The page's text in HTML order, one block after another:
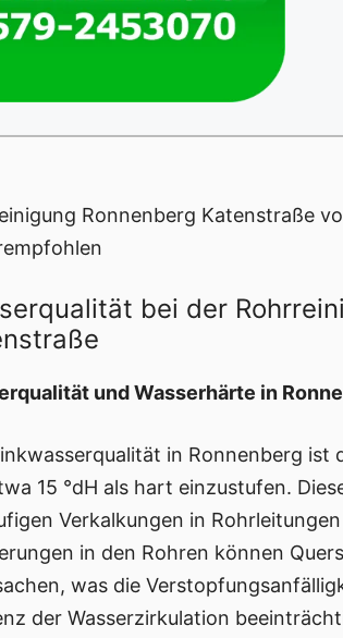
Ronnenberg Katenstraße
bei der
und Wasserhärte in
in Ronnenberg ist
15 °dH als hart einzustufen.
Verkalkungen in
in den Rohren können
was die
der Wasserzirkulation